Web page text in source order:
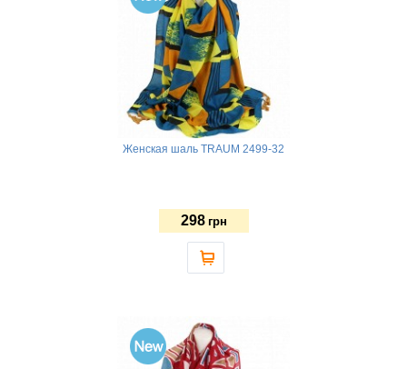
Женская шаль TRAUM 2499-32
298 грн